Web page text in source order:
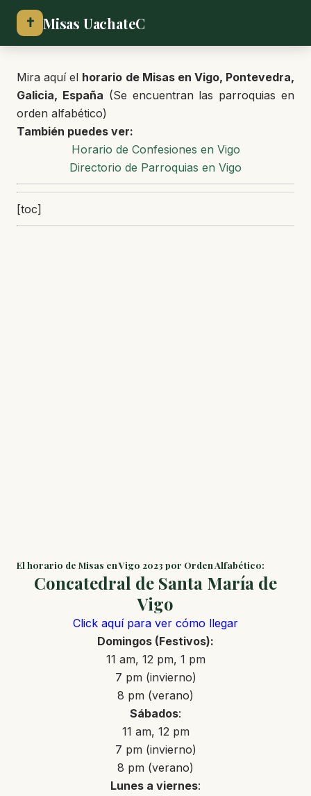
✝ Misas UachateC
Mira aquí el horario de Misas en Vigo, Pontevedra,
Galicia, España (Se encuentran las parroquias en
orden alfabético)
También puedes ver:
Horario de Confesiones en Vigo
Directorio de Parroquias en Vigo
[toc]
El horario de Misas en Vigo 2023 por Orden Alfabético:
Concatedral de Santa María de
Vigo
Click aquí para ver cómo llegar
Domingos (Festivos):
11 am, 12 pm, 1 pm
7 pm (invierno)
8 pm (verano)
Sábados:
11 am, 12 pm
7 pm (invierno)
8 pm (verano)
Lunes a viernes: